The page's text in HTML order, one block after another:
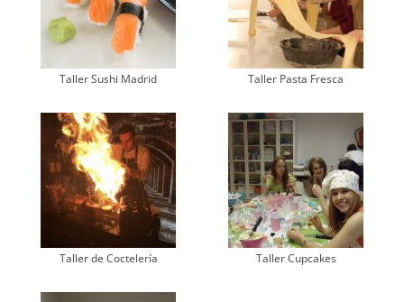
Taller Sushi Madrid Taller Pasta Fresca
Taller de Coctelería Taller Cupcakes